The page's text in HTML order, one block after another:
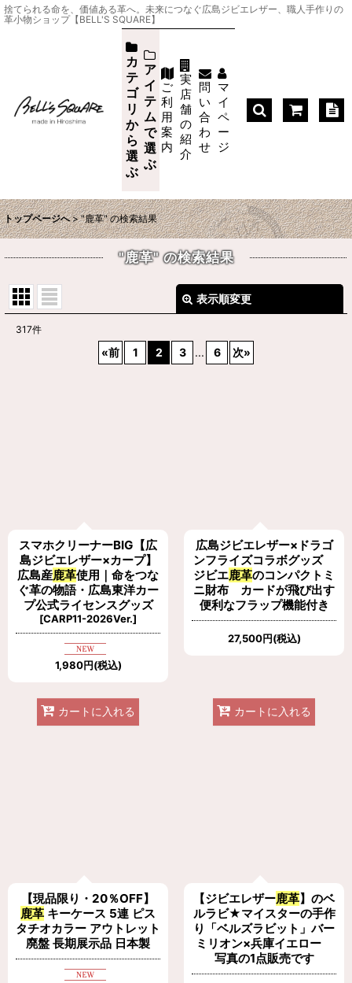
捨てられる命を、価値ある革へ。未来につなぐ広島ジビエレザー、職人手作りの
革小物ショップ【BELL'S SQUARE】
カ
テ
ゴ
リ
か
ら
選
ぶ
ア
イ
テ
ム
で
選
ぶ
ご
利
用
案
内
実
店
舗
の
紹
介
問
い
合
わ
せ
マ
イ
ペ
ー
ジ
トップページへ > "鹿革"の検索結果
"鹿革"の検索結果
表示順変更
アイテム:
317件
«前 1 2 3 ... 6 次»
スマホクリーナーBIG【広
島ジビエレザー×カープ】
広島産鹿革使用｜命をつな
ぐ革の物語・広島東洋カー
プ公式ライセンスグッズ
[CARP11-2026Ver.]
1,980円(税込)
カートに入れる
広島ジビエレザー×ドラゴ
ンフライズコラボグッズ
ジビエ鹿革のコンパクトミ
ニ財布 カードが飛び出す
便利なフラップ機能付き
27,500円(税込)
カートに入れる
【現品限り・20％OFF】
鹿革 キーケース 5連 ピス
タチオカラー アウトレット
廃盤 長期展示品 日本製
【ジビエレザー鹿革】のベ
ルラビ★マイスターの手作
り「ベルズラビット」バー
ミリオン×兵庫イエロー
写真の1点販売です